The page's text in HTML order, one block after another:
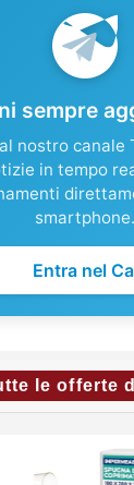
sempre
nostro canale
in tempo
smartphone.
Entra nel